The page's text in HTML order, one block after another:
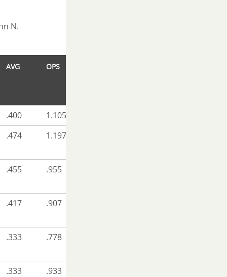
N.
AVG OPS
.400
1.105
.474 1.197
.455 .955
.417 .907
.333 .778
.333 .933